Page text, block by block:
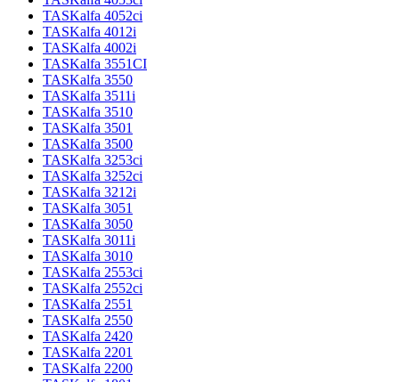
TASKalfa 4052ci
TASKalfa 4012i
TASKalfa 4002i
TASKalfa 3551CI
TASKalfa 3550
TASKalfa 3511i
TASKalfa 3510
TASKalfa 3501
TASKalfa 3500
TASKalfa 3253ci
TASKalfa 3252ci
TASKalfa 3212i
TASKalfa 3051
TASKalfa 3050
TASKalfa 3011i
TASKalfa 3010
TASKalfa 2553ci
TASKalfa 2552ci
TASKalfa 2551
TASKalfa 2550
TASKalfa 2420
TASKalfa 2201
TASKalfa 2200